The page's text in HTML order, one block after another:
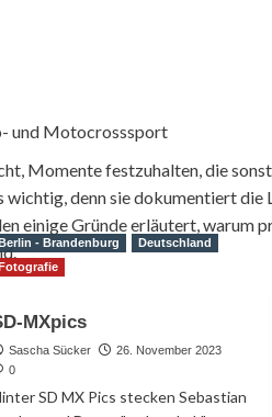
und Motocrosssport
Momente festzuhalten, die
denn sie dokumentiert die
einige Gründe erläutert, warum
- Brandenburg
Deutschland
MXpics
Sascha Sücker
26. November 2023
0
SD MX Pics stecken Sebastian